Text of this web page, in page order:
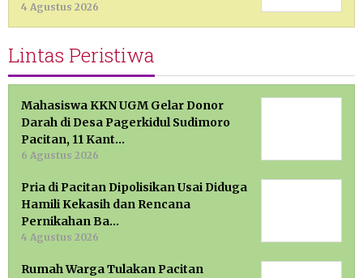
4 Agustus 2026
Lintas Peristiwa
Mahasiswa KKN UGM Gelar Donor
Darah di Desa Pagerkidul Sudimoro
Pacitan, 11 Kant…
6 Agustus 2026
Pria di Pacitan Dipolisikan Usai Diduga
Hamili Kekasih dan Rencana
Pernikahan Ba…
4 Agustus 2026
Rumah Warga Tulakan Pacitan